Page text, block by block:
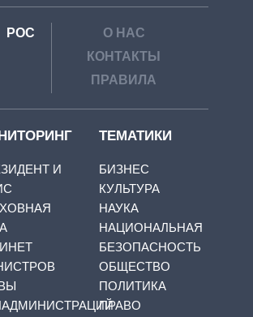
РОС
О НАС
КОНТАКТЫ
ПРАВИЛА
И
ТЕМАТИКИ
БИЗНЕС
КУЛЬТУРА
НАУКА
НАЦИОНАЛЬНАЯ
БЕЗОПАСНОСТЬ
ОБЩЕСТВО
ПОЛИТИКА
ПРАВО